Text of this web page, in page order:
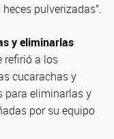
pulverizadas”.
y eliminarlas
refirió a los
cucarachas y
para eliminarlas y
por su equipo